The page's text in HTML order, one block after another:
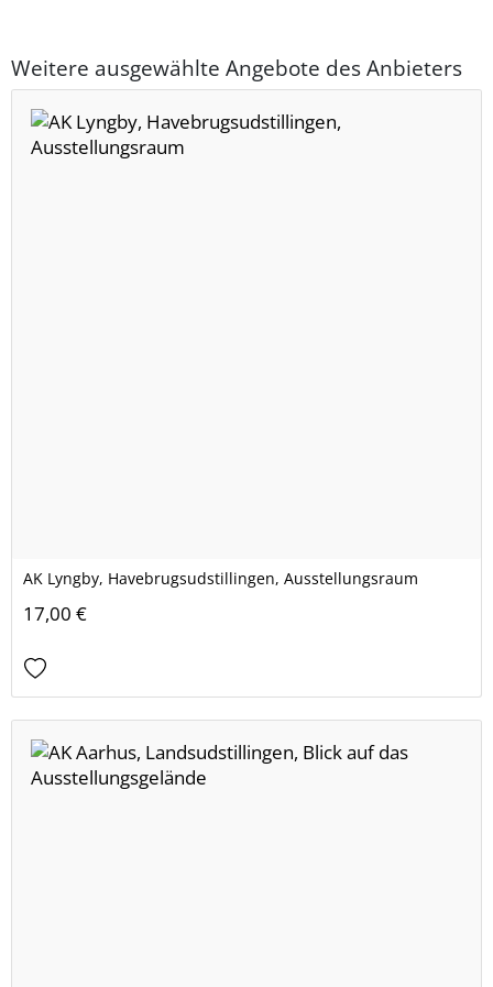
Weitere ausgewählte Angebote des Anbieters
AK Lyngby, Havebrugsudstillingen, Ausstellungsraum
17,00 €